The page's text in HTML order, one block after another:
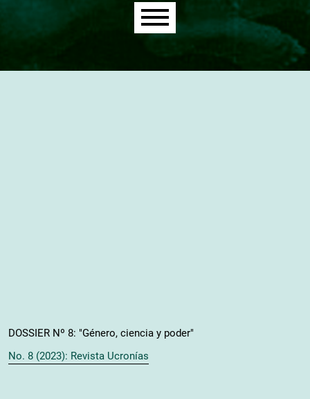
Main menu
DOSSIER Nº 8: "Género, ciencia y poder"
No. 8 (2023): Revista Ucronías